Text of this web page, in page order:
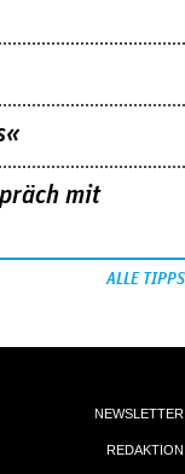
mit
ALLE TIPPS
NEWSLETTER
REDAKTION